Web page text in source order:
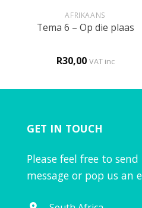
AFRIKAANS
Tema 6 – Op die plaas
R30,00 VAT inc
GET IN TOUCH
Please feel free to send
message or pop us an